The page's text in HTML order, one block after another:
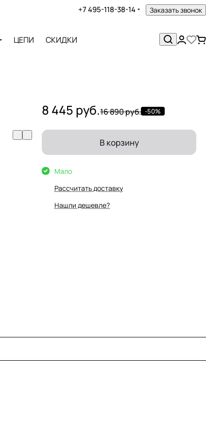
+7 495-118-38-14 Заказать звонок
ЦЕПИ СКИДКИ
8 445 руб.16 890 руб. -50%
В корзину
Мало
Рассчитать доставку
Нашли дешевле?